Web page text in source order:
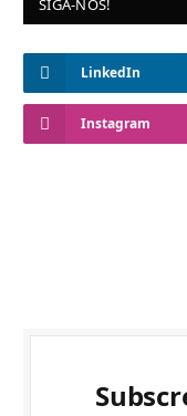
SIGA-NOS!
LinkedIn
Instagram